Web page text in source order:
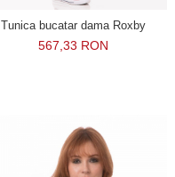
Tunica bucatar dama Roxby
567,33 RON